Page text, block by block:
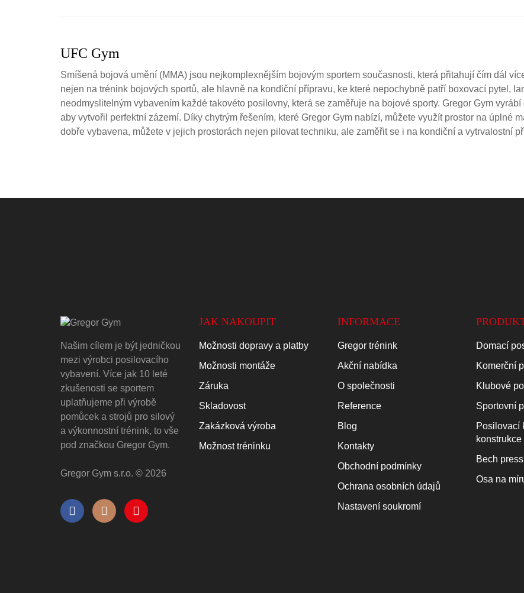
UFC Gym
Smíšená bojová umění (MMA) jsou nejkomplexnějším bojovým sportem současnosti, která přitahují čím dál
nejen na trénink bojových sportů, ale hlavně na kondiční přípravu, ke které nepochybně patří boxovací pytel,
neodmyslitelným vybavením každé takovéto posilovny, která se zaměřuje na bojové sporty. Gregor Gym
aby vytvořil perfektní zázemí. Díky chytrým řešením, které Gregor Gym nabízí, můžete využít prostor na úplné
dobře vybavena, můžete v jejich prostorách nejen pilovat techniku, ale zaměřit se i na kondiční a vytrvalostní
Našim cílem je být jedničkou
mezi výrobci posilovacího
vybavení. Více jak 10 leté
zkušenosti se sportem
uplatňujeme při výrobě
pomůcek a strojů pro silový
a výkonnostní trénink, to vše
pod značkou Gregor Gym.
Gregor Gym s.r.o. © 2026
JAK NAKOUPIT
Možnosti dopravy a platby
Možnosti montáže
Záruka
Skladovost
Zakázková výroba
Možnost tréninku
INFORMACE
Gregor trénink
Akční nabídka
O společnosti
Reference
Blog
Kontakty
Obchodní podmínky
Ochrana osobních údajů
Nastavení soukromí
Domací
Komerční
Klubové
Sportovní
Posilovací
konstrukce
Bech
Osa na